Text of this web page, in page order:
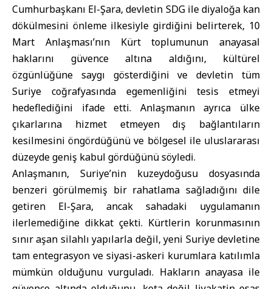
Cumhurbaşkanı El-Şara, devletin SDG ile diyaloğa kan
dökülmesini önleme ilkesiyle girdiğini belirterek, 10
Mart Anlaşması’nın Kürt toplumunun anayasal
haklarını güvence altına aldığını, kültürel
özgünlüğüne saygı gösterdiğini ve devletin tüm
Suriye coğrafyasında egemenliğini tesis etmeyi
hedeflediğini ifade etti. Anlaşmanın ayrıca ülke
çıkarlarına hizmet etmeyen dış bağlantıların
kesilmesini öngördüğünü ve bölgesel ile uluslararası
düzeyde geniş kabul gördüğünü söyledi.
Anlaşmanın, Suriye’nin kuzeydoğusu dosyasında
benzeri görülmemiş bir rahatlama sağladığını dile
getiren El-Şara, ancak sahadaki uygulamanın
ilerlemediğine dikkat çekti. Kürtlerin korunmasının
sınır aşan silahlı yapılarla değil, yeni Suriye devletine
tam entegrasyon ve siyasi-askeri kurumlara katılımla
mümkün olduğunu vurguladı. Hakların anayasa ile